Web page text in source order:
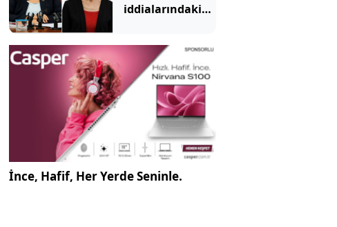
iddialarındaki
tutuklanmadan
önce görevden
almış
İnce, Hafif, Her Yerde Seninle.